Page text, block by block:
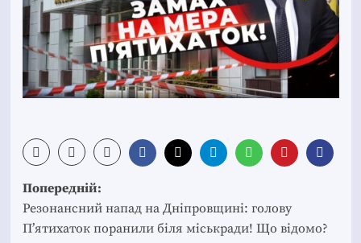
Post
navigation
Попередній:
Резонансний напад на Дніпровщині: голову
П’ятихаток поранили біля міськради! Що відомо?